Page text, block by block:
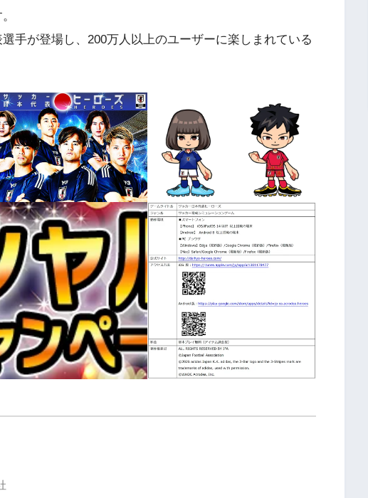
手が登場し、200万人以上のユーザーに楽しまれている